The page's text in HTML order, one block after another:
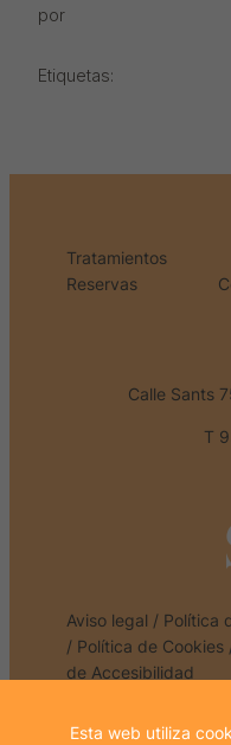
por
Etiquetas:
Tratamientos
Reservas
Calle Sants
T
Aviso legal / Política
/ Política de Cookies
de Accesibilidad
Esta web utiliza